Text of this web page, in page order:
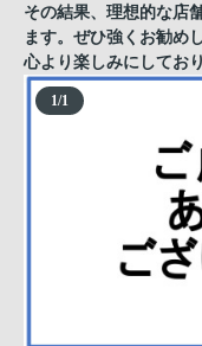
その結果、理想的な店
ます。ぜひ強くお勧め
心より楽しみにしてお
1/1